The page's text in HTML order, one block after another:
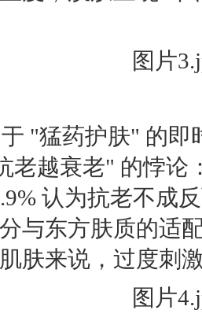
"猛药护肤" 的
老越衰老" 的悖论
认为抗老不成
与东方肤质的适
肤来说，过度刺